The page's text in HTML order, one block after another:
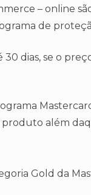
– online
de
dias, se o
produto além
Gold da